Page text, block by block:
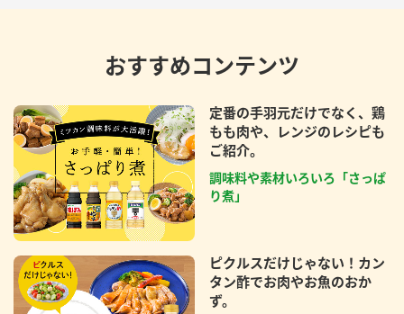
おすすめコンテンツ
定番の手羽元だけでなく、鶏
もも肉や、レンジのレシピも
ご紹介。
調味料や素材いろいろ「さっぱ
り煮」
ピクルスだけじゃない！カン
タン酢でお肉やお魚のおか
ず。